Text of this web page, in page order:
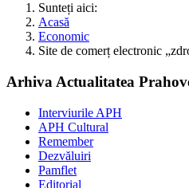
Sunteți aici:
Acasă
Economic
Site de comerț electronic
Arhiva Actualitatea
Interviurile APH
APH Cultural
Remember
Dezvăluiri
Pamflet
Editorial